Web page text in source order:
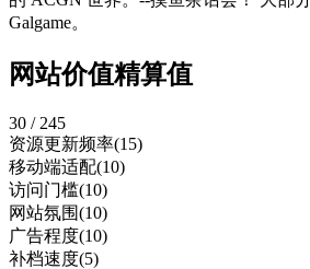
Galgame。
网站价值精算值
30 / 245
资源更新频率(15)
移动端适配(10)
访问门槛(10)
网站氛围(10)
广告程度(10)
补档速度(5)